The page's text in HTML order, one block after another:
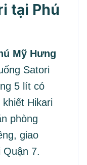
tại Phú
Mỹ Hưng
Satori
5 lít có
Hikari
phòng
giao
7.